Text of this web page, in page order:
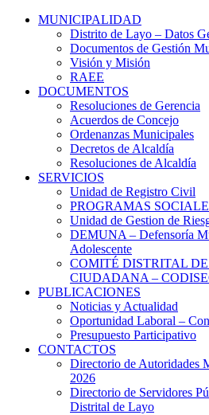
MUNICIPALIDAD
Distrito de Layo – Datos
Documentos de Gestión
Visión y Misión
RAEE
DOCUMENTOS
Resoluciones de Gerencia
Acuerdos de Concejo
Ordenanzas Municipales
Decretos de Alcaldía
Resoluciones de Alcaldía
SERVICIOS
Unidad de Registro Civil
PROGRAMAS
Unidad de Gestion de
DEMUNA – Defensoría
Adolescente
COMITÉ DISTRITAL
CIUDADANA –
PUBLICACIONES
Noticias y Actualidad
Oportunidad Laboral –
Presupuesto Participativo
CONTACTOS
Directorio de Autoridades
2026
Directorio de Servidores
Distrital de Layo